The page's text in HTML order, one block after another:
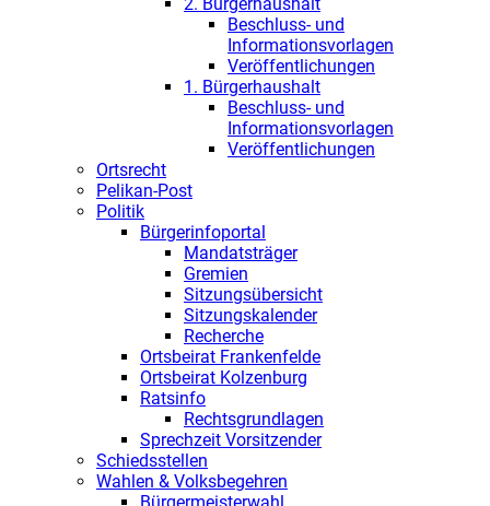
Beschluss- und
Informationsvorlagen
Veröffentlichungen
1. Bürgerhaushalt
Beschluss- und
Informationsvorlagen
Veröffentlichungen
Ortsrecht
Pelikan-Post
Politik
Bürgerinfoportal
Mandatsträger
Gremien
Sitzungsübersicht
Sitzungskalender
Recherche
Ortsbeirat Frankenfelde
Ortsbeirat Kolzenburg
Ratsinfo
Rechtsgrundlagen
Sprechzeit Vorsitzender
Schiedsstellen
Wahlen & Volksbegehren